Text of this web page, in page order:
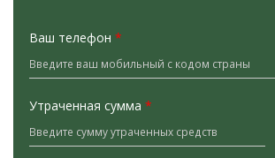
Ваш телефон *
Утраченная сумма *